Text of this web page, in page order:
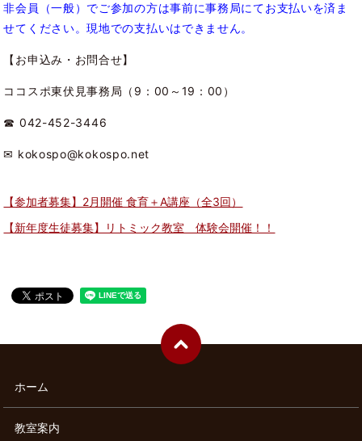
非会員（一般）でご参加の方は事前に事務局にてお支払いを済ま
せてください。現地での支払いはできません。
【お申込み・お問合せ】
ココスポ東伏見事務局（9：00～19：00）
☎ 042-452-3446
✉ kokospo@kokospo.net
【参加者募集】2月開催 食育＋A講座（全3回）
【新年度生徒募集】リトミック教室 体験会開催！！
ホーム
教室案内